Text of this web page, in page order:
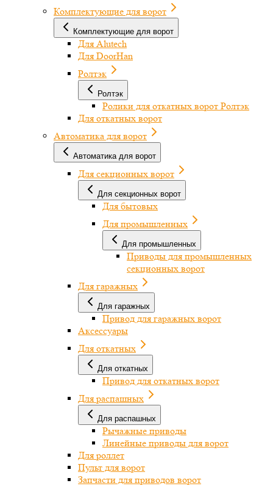
Комплектующие для ворот
Комплектующие для ворот
Для Alutech
Для DoorHan
Ролтэк
Ролтэк
Ролики для откатных ворот Ролтэк
Для откатных ворот
Автоматика для ворот
Автоматика для ворот
Для секционных ворот
Для секционных ворот
Для бытовых
Для промышленных
Для промышленных
Приводы для промышленных
секционных ворот
Для гаражных
Для гаражных
Привод для гаражных ворот
Аксессуары
Для откатных
Для откатных
Привод для откатных ворот
Для распашных
Для распашных
Рычажные приводы
Линейные приводы для ворот
Для роллет
Пульт для ворот
Запчасти для приводов ворот